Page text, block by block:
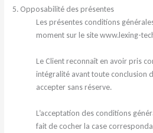
5. Opposabilité des présentes
Les présentes conditions
moment sur le site www.lexing-
Le Client reconnaît en avoir pris
intégralité avant toute conclusion
accepter sans réserve.
L’acceptation des conditions
fait de cocher la case